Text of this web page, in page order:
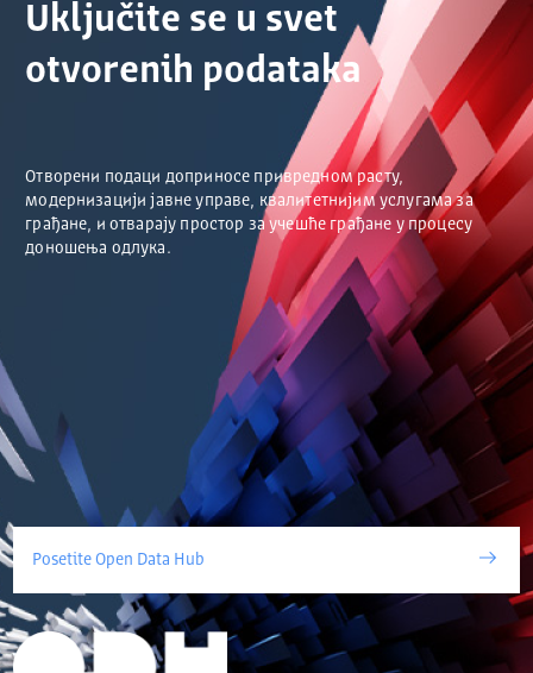
Uključite se u svet
otvorenih podataka
Отворени подаци доприносе привредном расту,
модернизацији јавне управе, квалитетнијим услугама за
грађане, и отварају простор за учешће грађане у процесу
доношења одлука.
Posetite Open Data Hub